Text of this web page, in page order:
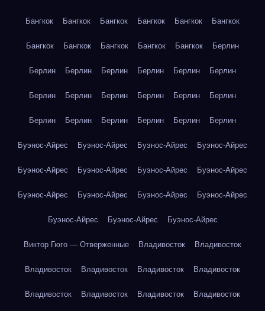
Бангкок Бангкок Бангкок Бангкок Бангкок Бангкок
Бангкок Бангкок Бангкок Бангкок Бангкок Берлин
Берлин Берлин Берлин Берлин Берлин Берлин
Берлин Берлин Берлин Берлин Берлин Берлин
Берлин Берлин Берлин Берлин Берлин Берлин
Буэнос-Айрес Буэнос-Айрес Буэнос-Айрес Буэнос-Айрес
Буэнос-Айрес Буэнос-Айрес Буэнос-Айрес Буэнос-Айрес
Буэнос-Айрес Буэнос-Айрес Буэнос-Айрес Буэнос-Айрес
Буэнос-Айрес Буэнос-Айрес Буэнос-Айрес
Виктор Гюго — Отверженные Владивосток Владивосток
Владивосток Владивосток Владивосток Владивосток
Владивосток Владивосток Владивосток Владивосток